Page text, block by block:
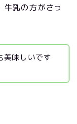
牛乳の方がさっ
美味しいです